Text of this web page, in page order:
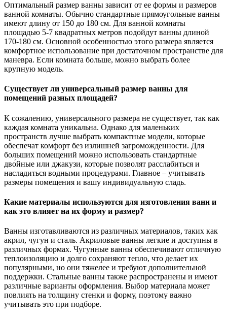
Оптимальный размер ванны зависит от ее формы и размеров
ванной комнаты. Обычно стандартные прямоугольные ванны
имеют длину от 150 до 180 см. Для ванной комнаты
площадью 5-7 квадратных метров подойдут ванны длиной
170-180 см. Основной особенностью этого размера является
комфортное использование при достаточном пространстве для
маневра. Если комната больше, можно выбрать более
крупную модель.
Существует ли универсальный размер ванны для
помещений разных площадей?
К сожалению, универсального размера не существует, так как
каждая комната уникальна. Однако для маленьких
пространств лучше выбрать компактные модели, которые
обеспечат комфорт без излишней загроможденности. Для
больших помещений можно использовать стандартные
дво́йные или джакузи, которые позволят расслабиться и
насладиться водными процедурами. Главное – учитывать
размеры помещения и вашу индивидуальную сладь.
Какие материалы используются для изготовления ванн и
как это влияет на их форму и размер?
Ванны изготавливаются из различных материалов, таких как
акрил, чугун и сталь. Акриловые ванны легкие и доступны в
различных формах. Чугунные ванны обеспечивают отличную
теплоизоляцию и долго сохраняют тепло, что делает их
популярными, но они тяжелее и требуют дополнительной
поддержки. Стальные ванны также распространены и имеют
различные варианты оформления. Выбор материала может
повлиять на толщину стенки и форму, поэтому важно
учитывать это при подборе.